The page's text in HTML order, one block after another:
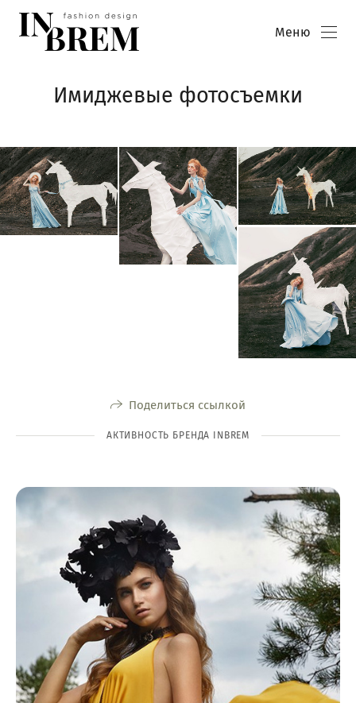
Меню
Имиджевые фотосъемки
Поделиться ссылкой
АКТИВНОСТЬ БРЕНДА INBREM